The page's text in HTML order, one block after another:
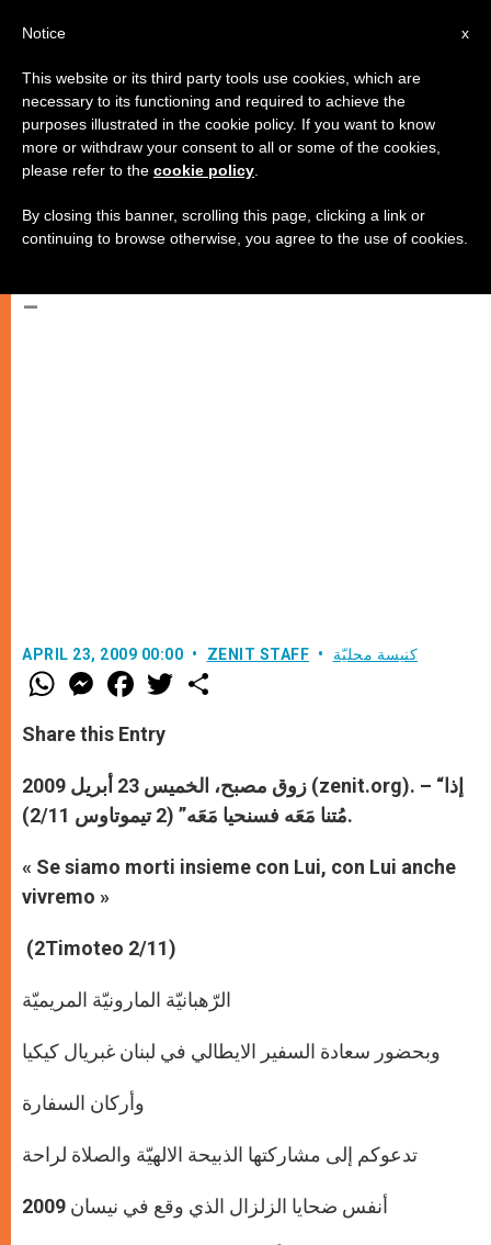
الرهبنة المريمية المارونية تحتفل
بالذبيحة الإلهية لراحة أنفس ضحايا
زلزال ابروتسو
–
APRIL 23, 2009 00:00 ZENIT STAFF كنيسة محليّة
W
h
t
s
p
p
M
e
s
e
g
e
r
F
a
e
b
o
k
w
r
Share this Entry
زوق مصبح، الخميس 23 أبريل 2009 (zenit.org). – “إذا
مُتنا مَعَه فسنحيا مَعَه” (2 تيموتاوس 2/11).
« Se siamo morti insieme con Lui, con Lui anche
vivremo »
(2Timoteo 2/11)
الرّهبانيّة المارونيّة المريميّة
وبحضور سعادة السفير الايطالي في لبنان غبريال كيكيا
وأركان السفارة
تدعوكم إلى مشاركتها الذبيحة الالهيّة والصلاة لراحة
أنفس ضحايا الزلزال الذي وقع في نيسان 2009
x
Notice
This website or its third party tools use cookies, which are
necessary to its functioning and required to achieve the
purposes illustrated in the cookie policy. If you want to know
more or withdraw your consent to all or some of the cookies,
please refer to the cookie policy
By closing this banner, scrolling this page, clicking a link or
continuing to browse otherwise, you agree to the use of cookies.